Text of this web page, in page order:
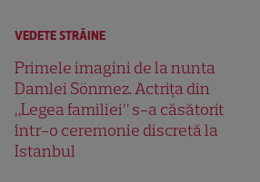
VEDETE STRĂINE
Primele imagini de la nunta
Damlei Sönmez. Actrița din
„Legea familiei” s-a căsătorit
într-o ceremonie discretă la
Istanbul